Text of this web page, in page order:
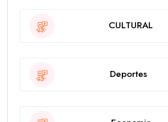
CULTURAL
Deportes